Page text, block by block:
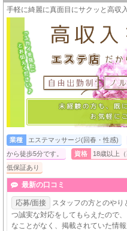
手軽に綺麗に真面目にサクッと高収
業種 エステマッサージ(回春・性感)
から徒歩5分です。
資格 18歳以上（
低保証あり
最新の口コミ
応募/面接
スタッフの方とのや
つ誠実な対応をしてもらえたので
なことがなく、掲載されていた情